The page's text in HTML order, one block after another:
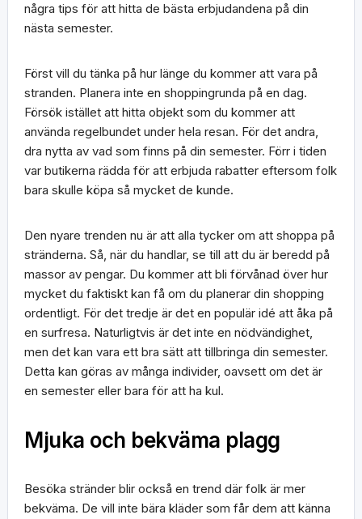
några tips för att hitta de bästa erbjudandena på din
nästa semester.
Först vill du tänka på hur länge du kommer att vara på
stranden. Planera inte en shoppingrunda på en dag.
Försök istället att hitta objekt som du kommer att
använda regelbundet under hela resan. För det andra,
dra nytta av vad som finns på din semester. Förr i tiden
var butikerna rädda för att erbjuda rabatter eftersom folk
bara skulle köpa så mycket de kunde.
Den nyare trenden nu är att alla tycker om att shoppa på
stränderna. Så, när du handlar, se till att du är beredd på
massor av pengar. Du kommer att bli förvånad över hur
mycket du faktiskt kan få om du planerar din shopping
ordentligt. För det tredje är det en populär idé att åka på
en surfresa. Naturligtvis är det inte en nödvändighet,
men det kan vara ett bra sätt att tillbringa din semester.
Detta kan göras av många individer, oavsett om det är
en semester eller bara för att ha kul.
Mjuka och bekväma plagg
Besöka stränder blir också en trend där folk är mer
bekväma. De vill inte bära kläder som får dem att känna